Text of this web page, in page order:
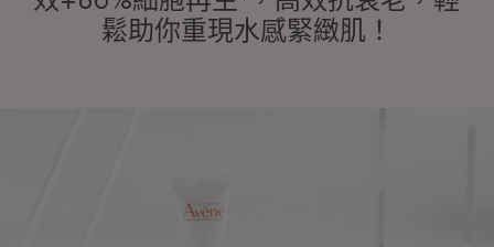
鬆助你重現水感緊緻肌！